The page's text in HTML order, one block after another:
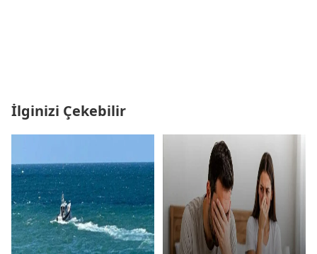
İlginizi Çekebilir